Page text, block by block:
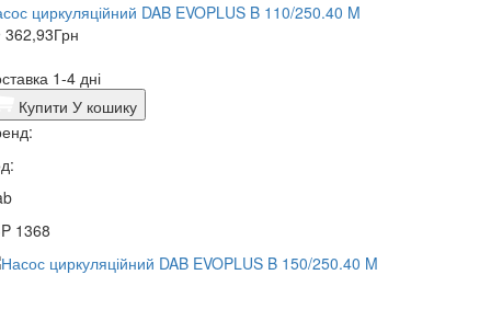
циркуляційний DAB EVOPLUS B 110/250.40 M
362,93Грн
1-4 дні
Купити У кошику
1368